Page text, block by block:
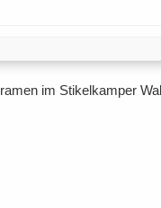
im Stikelkamper